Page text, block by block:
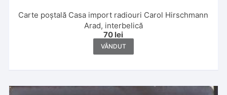
Carte poștală Casa import radiouri Carol Hirschmann
Arad, interbelică
70 lei
VÂNDUT